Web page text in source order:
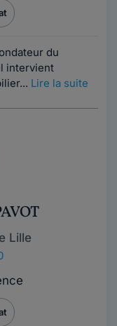
du
intervient
Lire la suite
Lille